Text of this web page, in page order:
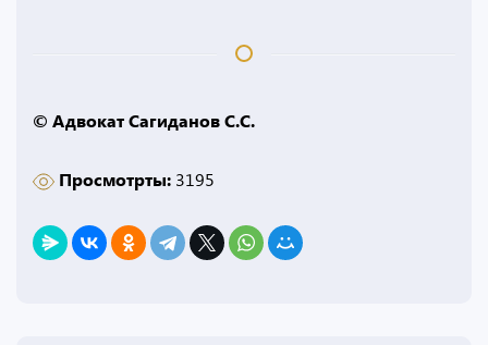
© Адвокат Сагиданов С.С.
Просмотрты: 3195